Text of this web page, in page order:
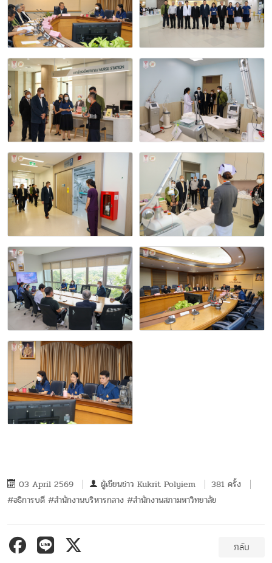
03 April 2569 ผู้เขียนข่าว Kukrit Polyiem
381 ครั้ง
#อธิการบดี #สำนักงานบริหารกลาง #สำนักงานสภามหาวิทยาลัย
กลับ